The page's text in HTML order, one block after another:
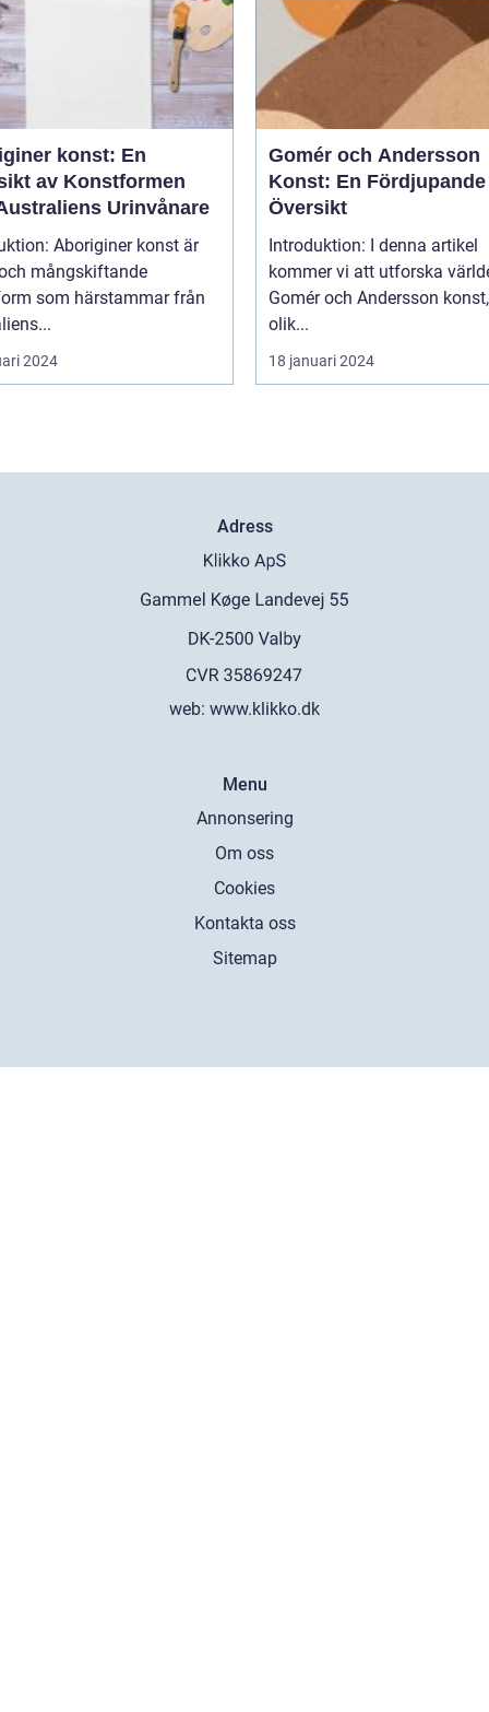
konst: En
av Konstformen
Urinvånare
Aboriginer konst är
mångskiftande
som härstammar från
2024
Gomér och Andersson
Konst: En Fördjupande
Översikt
Introduktion: I denna artikel
kommer vi att utforska
Gomér och Andersson
olik...
18 januari 2024
Adress
web: www.klikko.dk
Menu
Annonsering
Om oss
Cookies
Kontakta oss
Sitemap